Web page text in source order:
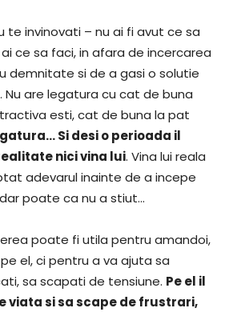
te invinovati – nu ai fi avut ce sa
ce sa faci, in afara de incercarea
demnitate si de a gasi o solutie
are legatura cu cat de buna
esti, cat de buna la pat
Si desi o perioada il
nici vina lui. Vina lui reala
adevarul inainte de a incepe
poate ca nu a stiut…
poate fi utila pentru amandoi,
el, ci pentru a va ajuta sa
sa scapati de tensiune. Pe el il
viata si sa scape de frustrari,